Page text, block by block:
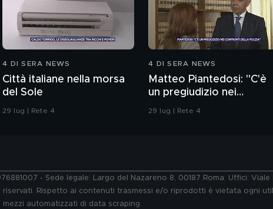
4 DI SERA NEWS
Città italiane nella morsa
del Sole
29 lug | Rete 4
4 DI SERA NEWS
Matteo Piantedosi: "C'è
un pregiudizio nei
confronti della polizia"
29 lug | Rete 4
- Sede legale: Largo del Nazareno 8, 00187 Roma. Uffici:
Rispetto ai contenuti trasmessi e/o riprodotti è vietata ogni
automatizzati di data scraping.